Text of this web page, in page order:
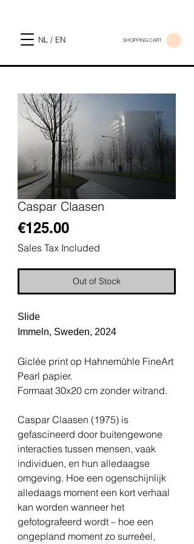
SHOPPING CART
NL / EN
Caspar Claasen
€125.00Price
Sales Tax Included
Out of Stock
Slide
Immeln, Sweden, 2024
Giclée print op Hahnemühle FineArt
Pearl papier.
Formaat 30x20 cm zonder witrand.
Caspar Claasen (1975) is
gefascineerd door buitengewone
interacties tussen mensen, vaak
individuen, en hun alledaagse
omgeving. Hoe een ogenschijnlijk
alledaags moment een kort verhaal
kan worden wanneer het
gefotografeerd wordt – hoe een
ongepland moment zo surreëel,